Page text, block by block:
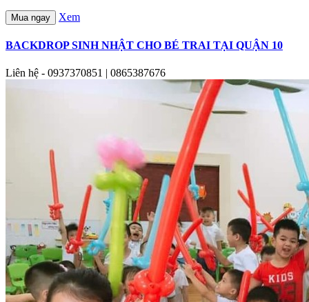
Mua ngay Xem
BACKDROP SINH NHẬT CHO BÉ TRAI TẠI QUẬN 10
Liên hệ - 0937370851 | 0865387676